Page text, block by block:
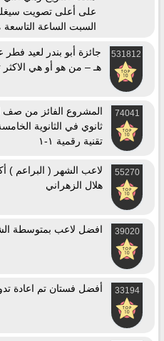
على أعلى تصويت
السبت الساعة التاسعة
531812
هـ – من هو أو هي
74041
المشروع الفائز من صف
ثانوي في الثانوية
تقنية رقمية ١-١
55270
لاعب الشهر ( البراعم )
هلال الزهراني
39020 افضل لاعب بمتوسطة
33194 أفضل فستان تم اعادة